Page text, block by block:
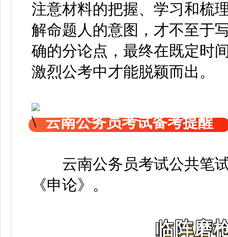
注意材料的把握、学习和梳
解命题人的意图，才不至于
确的分论点，最终在既定时
激烈公考中才能脱颖而出。
云南公务员考试备考提醒
云南公务员考试公共笔
《申论》 。
临阵磨